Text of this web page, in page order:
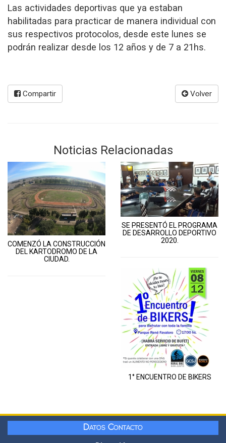
Las actividades deportivas que ya estaban
habilitadas para practicar de manera individual con
sus respectivos protocolos, desde este lunes se
podrán realizar desde los 12 años y de 7 a 21hs.
Compartir Volver
Noticias Relacionadas
COMENZÓ LA CONSTRUCCIÓN
DEL KARTODROMO DE LA
CIUDAD.
SE PRESENTÓ EL PROGRAMA
DE DESARROLLO DEPORTIVO
2020.
1° ENCUENTRO DE BIKERS
Datos Contacto